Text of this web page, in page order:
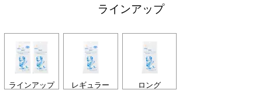
ラインアップ
ラインアップ レギュラー ロング